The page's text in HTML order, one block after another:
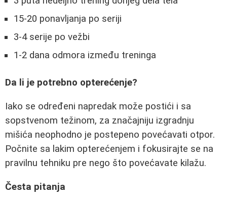
15-20 ponavljanja po seriji
3-4 serije po vežbi
1-2 dana odmora između treninga
Da li je potrebno opterećenje?
Iako se određeni napredak može postići i sa
sopstvenom težinom, za značajniju izgradnju
mišića neophodno je postepeno povećavati otpor.
Počnite sa lakim opterećenjem i fokusirajte se na
pravilnu tehniku pre nego što povećavate kilažu.
Česta pitanja